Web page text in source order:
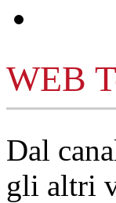
WEB
Dal
gli altri